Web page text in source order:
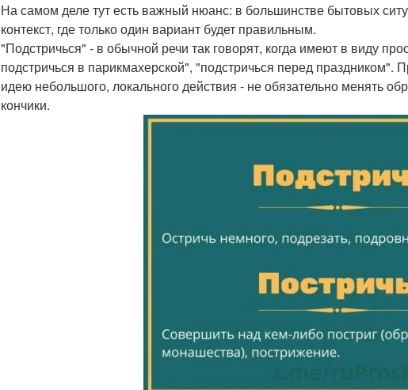
На самом деле тут есть важный нюанс: в большинстве бытовых
контекст, где только один вариант будет правильным.
"Подстричься" - в обычной речи так говорят, когда имеют в виду
подстричься в парикмахерской", "подстричься перед праздником".
идею небольшого, локального действия - не обязательно менять
кончики.